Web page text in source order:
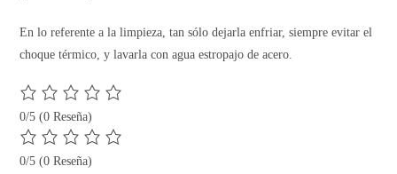
En lo referente a la limpieza, tan sólo dejarla enfriar, siempre evitar el
choque térmico, y lavarla con agua estropajo de acero.
0/5(0 Reseña)
0/5(0 Reseña)